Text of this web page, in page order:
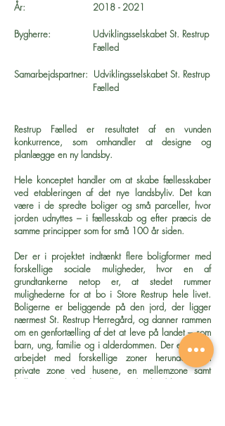
År: 2018 - 2021
Bygherre: Udviklingsselskabet St. Restrup
Fælled
Samarbejdspartner: Udviklingsselskabet St. Restrup
Fælled
Restrup Fælled er resultatet af en vunden
konkurrence, som omhandler at designe og
planlægge en ny landsby.
Hele konceptet handler om at skabe fællesskaber
ved etableringen af det nye landsbyliv. Det kan
være i de spredte boliger og små parceller, hvor
jorden udnyttes – i fællesskab og efter præcis de
samme principper som for små 100 år siden.
Der er i projektet indtænkt flere boligformer med
forskellige sociale muligheder, hvor en af
grundtankerne netop er, at stedet rummer
mulighederne for at bo i Store Restrup hele livet.
Boligerne er beliggende på den jord, der ligger
nærmest St. Restrup Herregård, og danner rammen
om en genfortælling af det at leve på landet – som
barn, ung, familie og i alderdommen. Der er blevet
arbejdet med forskellige zoner herunder den
private zone ved husene, en mellemzone samt
fælleszoner til det uformelle møde i landsbyen.